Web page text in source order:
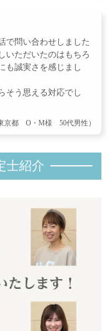
で問い合わせしました
いただいたのはもちろ
も誠実さを感じまし
そう思える対応でし
京都 O・M様 50代男性）
士紹介